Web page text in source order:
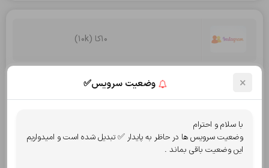
10کا (10k)
تعداد:
قابل پرداخت: 2,947,000 تومان
× وضعیت سرویس✅
با سلام و احترام
وضعیت سرویس ها در حاظر به پایدار ✅ تبدیل شده است و امیدواریم
این وضعیت باقی بماند .